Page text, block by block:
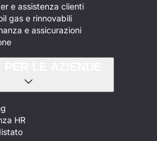
e assistenza clienti
gas e rinnovabili
e assicurazioni
HR